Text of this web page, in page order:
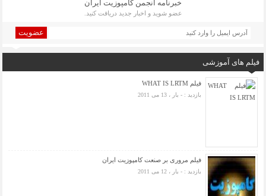
فیلم های آموزشی
فیلم WHAT IS LRTM
بازدید : - بار ، 13 می 2011
فیلم مروری بر صنعت کامپوزیت ایران
بازدید : - بار ، 12 می 2011
خبرنامه انجمن کامپوزیت ایران
عضو شوید و اخبار جدید دریافت کنید.
عضویت